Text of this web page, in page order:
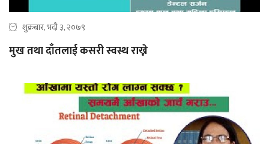
शुक्रबार, भदौ ३, २०७९
मुख तथा दाँतलाई कसरी स्वस्थ राख्ने